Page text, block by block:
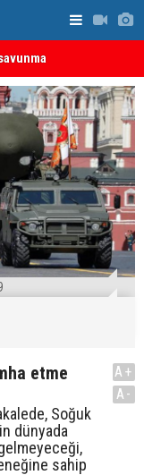
En ABD'nin
etme
Soğuk
dünyada
sahip
A+
A-